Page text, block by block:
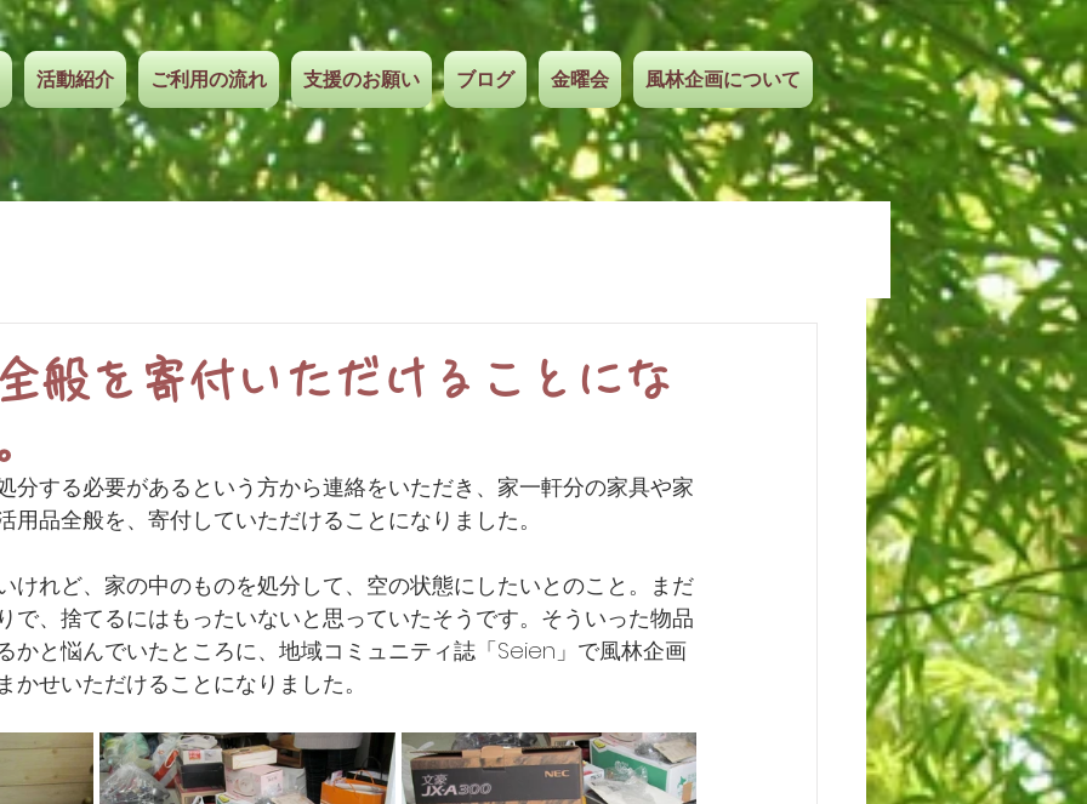
活動紹介 ご利用の流れ 支援のお願い ブログ 金曜会 風林企画について
般を寄付いただけることにな
分する必要があるという方から連絡をいただき、家一軒分の家具や家
用品全般を、寄付していただけることになりました。
けれど、家の中のものを処分して、空の状態にしたいとのこと。まだ
で、捨てるにはもったいないと思っていたそうです。そういった物品
かと悩んでいたところに、地域コミュニティ誌「Seien」で風林企画
かせいただけることになりました。